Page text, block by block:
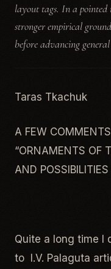
layout tags. In a pointed
stronger empirical
before advancing
Taras Tkachuk
A FEW
“ORNAMENTS OF
AND
Quite a long time I
to I.V. Palaguta